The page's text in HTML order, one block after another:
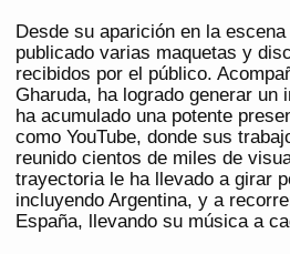
Desde su aparición en la
publicado varias maquetas y
recibidos por el público.
Gharuda, ha logrado generar un
ha acumulado una potente
como YouTube, donde sus
reunido cientos de miles de
trayectoria le ha llevado a girar
incluyendo Argentina, y a
España, llevando su música a